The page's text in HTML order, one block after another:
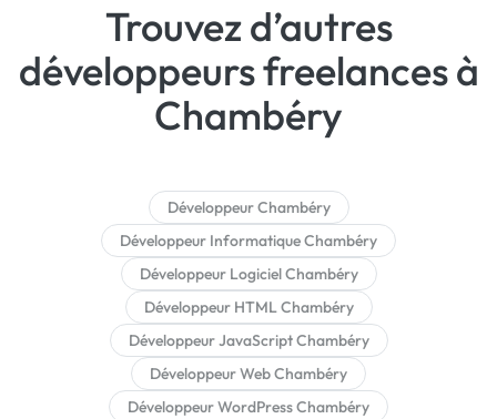
Trouvez d’autres
développeurs freelances à
Chambéry
Développeur Chambéry
Développeur Informatique Chambéry
Développeur Logiciel Chambéry
Développeur HTML Chambéry
Développeur JavaScript Chambéry
Développeur Web Chambéry
Développeur WordPress Chambéry